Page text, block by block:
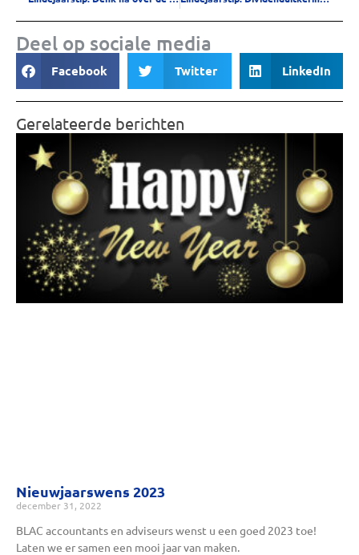
Deel op sociale media
Facebook Twitter LinkedIn
Gerelateerde berichten
Nieuwjaarswens 2023
december 31, 2022
BLAC accountants en adviseurs wenst u een goed 2023 toe!
Laten we er samen een mooi jaar van maken.